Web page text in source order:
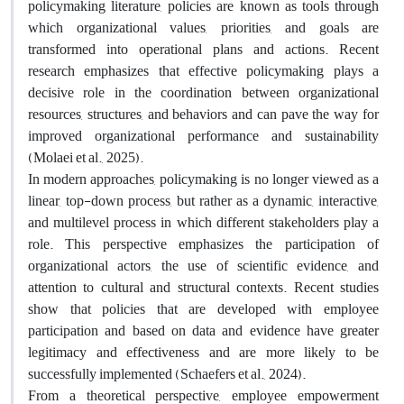
policymaking literature, policies are known as tools through
which organizational values, priorities, and goals are
transformed into operational plans and actions. Recent
research emphasizes that effective policymaking plays a
decisive role in the coordination between organizational
resources, structures, and behaviors and can pave the way for
improved organizational performance and sustainability
(Molaei et al., 2025).
In modern approaches, policymaking is no longer viewed as a
linear, top-down process, but rather as a dynamic, interactive,
and multilevel process in which different stakeholders play a
role. This perspective emphasizes the participation of
organizational actors, the use of scientific evidence, and
attention to cultural and structural contexts. Recent studies
show that policies that are developed with employee
participation and based on data and evidence have greater
legitimacy and effectiveness and are more likely to be
successfully implemented (Schaefers et al., 2024).
From a theoretical perspective, employee empowerment